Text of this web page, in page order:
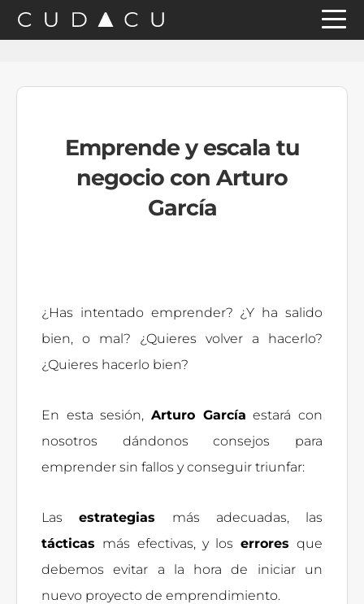
Saltar
a
Saltar
al
Saltar
a
Emprende y escala tu
negocio con Arturo
García
¿Has intentado emprender? ¿Y ha salido
bien, o mal? ¿Quieres volver a hacerlo?
¿Quieres hacerlo bien?
En esta sesión, Arturo García estará con
nosotros dándonos consejos para
emprender sin fallos y conseguir triunfar:
Las estrategias más adecuadas, las
tácticas más efectivas, y los erroresque
debemos evitar a la hora de iniciar un
nuevo proyecto de emprendimiento.